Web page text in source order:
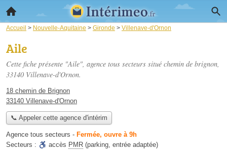
Accueil > Nouvelle-Aquitaine > Gironde > Villenave-d'Ornon
Aile
Cette fiche présente "Aile", agence tous secteurs situé chemin de brignon,
33140 Villenave-d'Ornon.
18 chemin de Brignon
33140 Villenave-d'Ornon
📞 Appeler cette agence d'intérim
Agence tous secteurs - Fermée, ouvre à 9h
Secteurs :
accès PMR (parking, entrée adaptée)